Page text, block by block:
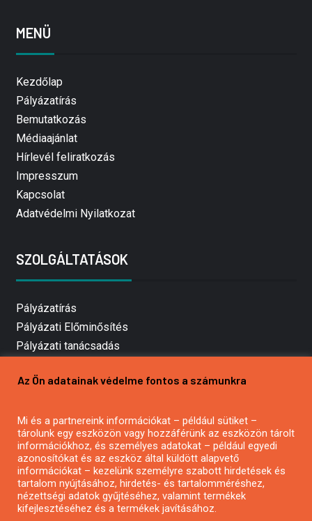
MENÜ
Kezdőlap
Pályázatírás
Bemutatkozás
Médiaajánlat
Hírlevél feliratkozás
Impresszum
Kapcsolat
Adatvédelmi Nyilatkozat
SZOLGÁLTATÁSOK
Pályázatírás
Pályázati Előminősítés
Pályázati tanácsadás
Mezőgazdasági pályázatírás
Pályázatírás civil szervezeteknek
Pályázatírás önkormányzatoknak
Pályázatfigyelés
Specifikus pályázatfigyelés vagy hírlevél
Az Ön adatainak védelme fontos a számunkra
Mi és a partnereink információkat – például sütiket –
tárolunk egy eszközön vagy hozzáférünk az eszközön tárolt
információkhoz, és személyes adatokat – például egyedi
azonosítókat és az eszköz által küldött alapvető
információkat – kezelünk személyre szabott hirdetések és
tartalom nyújtásához, hirdetés- és tartalomméréshez,
nézettségi adatok gyűjtéséhez, valamint termékek
kifejlesztéséhez és a termékek javításához.